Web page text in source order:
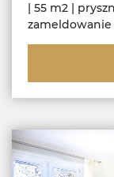
| 55 m2 |
zameldowanie